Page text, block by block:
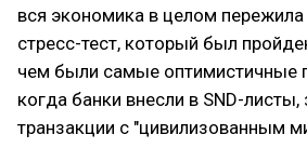
вся экономика в целом
стресс-тест, который был
чем были самые оптимистичные
когда банки внесли в SND-листы,
транзакции с "цивилизованным